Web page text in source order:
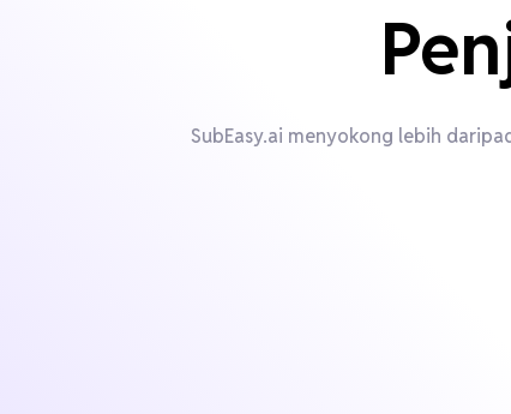
SubEasy.ai menyokong lebih